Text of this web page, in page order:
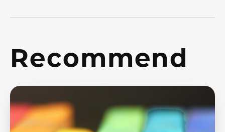
Recommend